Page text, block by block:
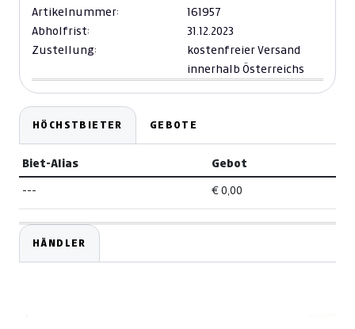
Artikelnummer:
161957
Abholfrist:
31.12.2023
Zustellung:
kostenfreier Versand
innerhalb Österreichs
HÖCHSTBIETER GEBOTE
Biet-Alias Gebot
--- € 0,00
HÄNDLER